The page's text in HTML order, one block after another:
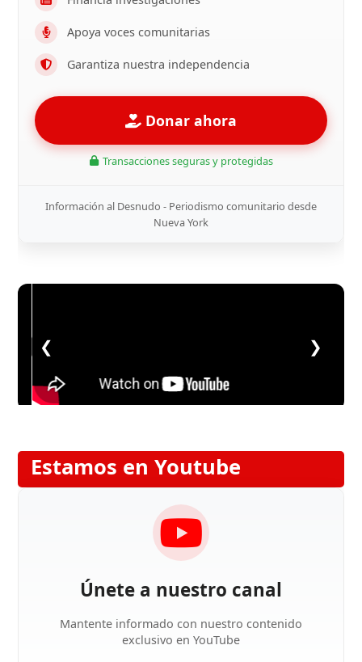
Apoya voces comunitarias
Garantiza nuestra independencia
Donar ahora
Transacciones seguras y protegidas
Información al Desnudo - Periodismo comunitario desde
Nueva York
❮ ❯
Estamos en Youtube
Únete a nuestro canal
Mantente informado con nuestro contenido
exclusivo en YouTube